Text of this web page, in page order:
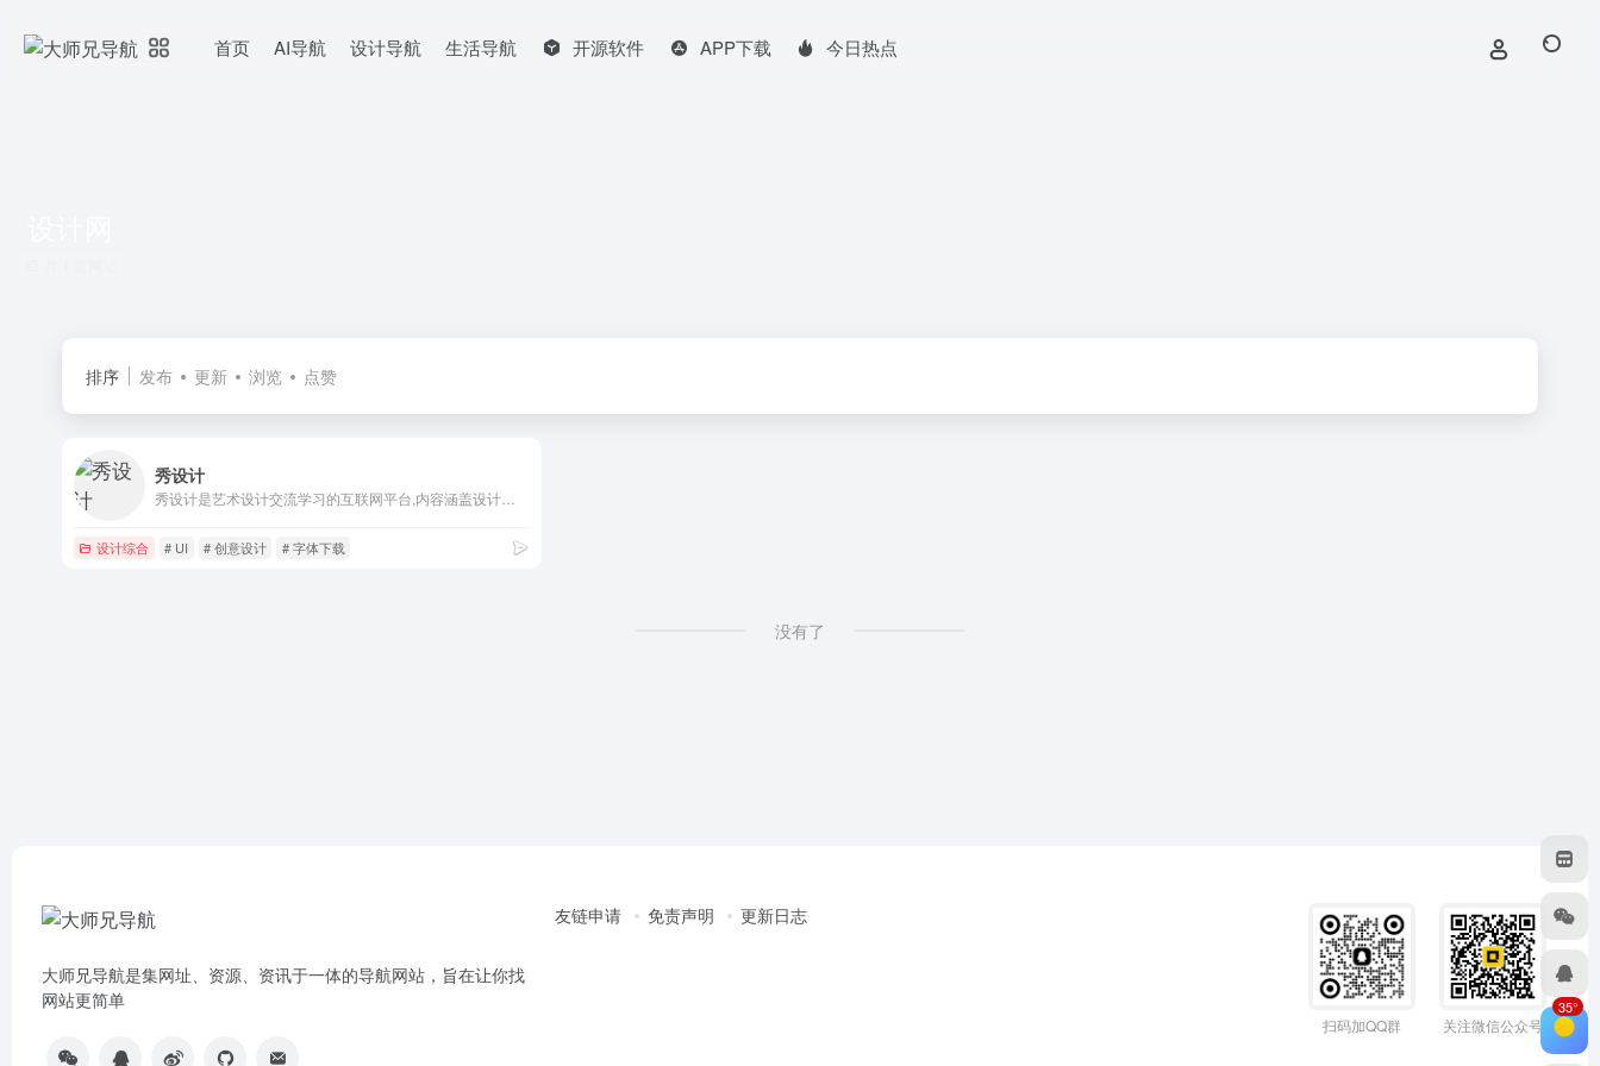
首页 AI导航 设计导航 生活导航 开源软件 APP下载 今日热点
排序 发布 更新 浏览 点赞
秀设计
设计综合 # UI # 创意设计 # 字体下载
没有了
大师兄导航是集网址、资源、资讯于一体的导航网站，旨在让你找
网站更简单
友链申请 免责声明 更新日志
扫码加QQ群 关注微信公众号
35°